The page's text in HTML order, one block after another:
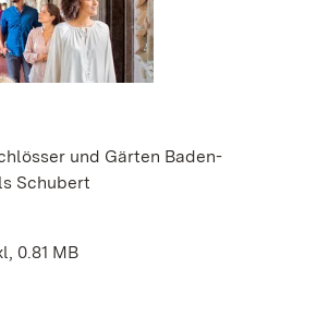
und Gärten Baden-
Schubert
0.81 MB